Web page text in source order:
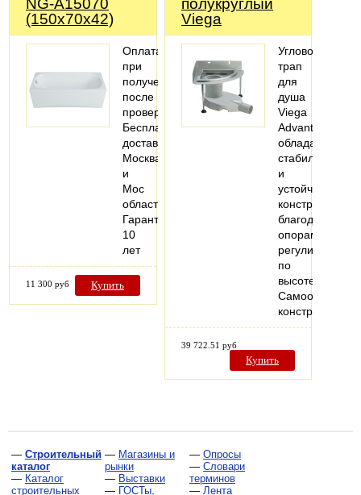
(150х70х42)
Оплата
при
получении
после
проверки
Бесплатная
доставка
Москва
и
Мос
область
Гарантия
10
лет
11 300 руб Купить
Viega
Угловой
трап
для
душа
Viega
Advantix
обладает
стабильной
и
устойчивой
конструкцией
благодаря
опорам,
регулируемым
по
высоте.
конструкция…
39 722.51 руб
Купить
— Строительный
каталог
— Каталог
строительных
— Магазины и
рынки
— Выставки
— ГОСТы,
— Опросы
— Словари
терминов
— Лента